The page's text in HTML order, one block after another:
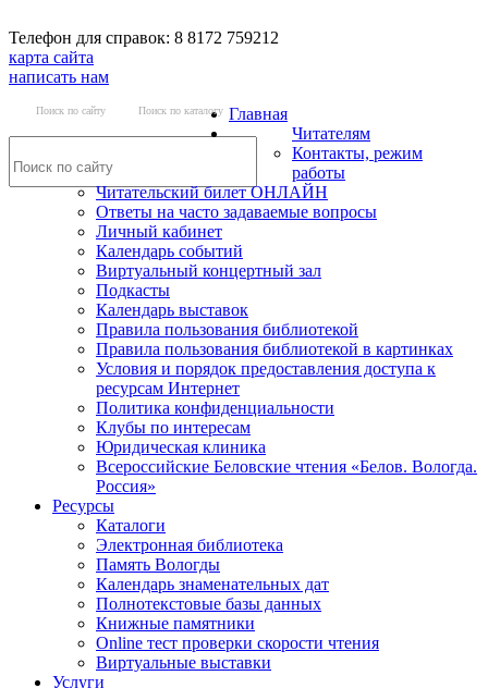
Телефон для справок: 8 8172 759212
карта сайта
написать нам
Поиск по сайту Поиск по каталогу Главная
Читателям
Контакты, режим
работы
Читательский билет ОНЛАЙН
Ответы на часто задаваемые вопросы
Личный кабинет
Календарь событий
Виртуальный концертный зал
Подкасты
Календарь выставок
Правила пользования библиотекой
Правила пользования библиотекой в картинках
Условия и порядок предоставления доступа к
ресурсам Интернет
Политика конфиденциальности
Клубы по интересам
Юридическая клиника
Всероссийские Беловские чтения «Белов. Вологда.
Россия»
Ресурсы
Каталоги
Электронная библиотека
Память Вологды
Календарь знаменательных дат
Полнотекстовые базы данных
Книжные памятники
Online тест проверки скорости чтения
Виртуальные выставки
Услуги